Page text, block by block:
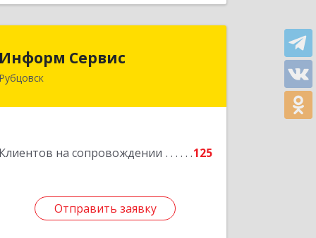
Информ Сервис
Рубцовск
Клиентов на сопровождении 125
Отправить заявку
658204, Алтайский край, Рубцовск г,
Отправить заявку